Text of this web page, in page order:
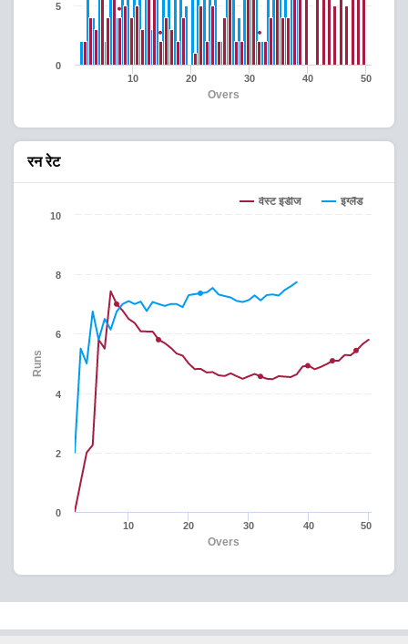
Overs
10 20 30 40 50
0
5
रन रेट
Overs
Runs
वेस्ट इंडीज इंग्लैंड
10 20 30 40 50
0
2
4
6
8
10